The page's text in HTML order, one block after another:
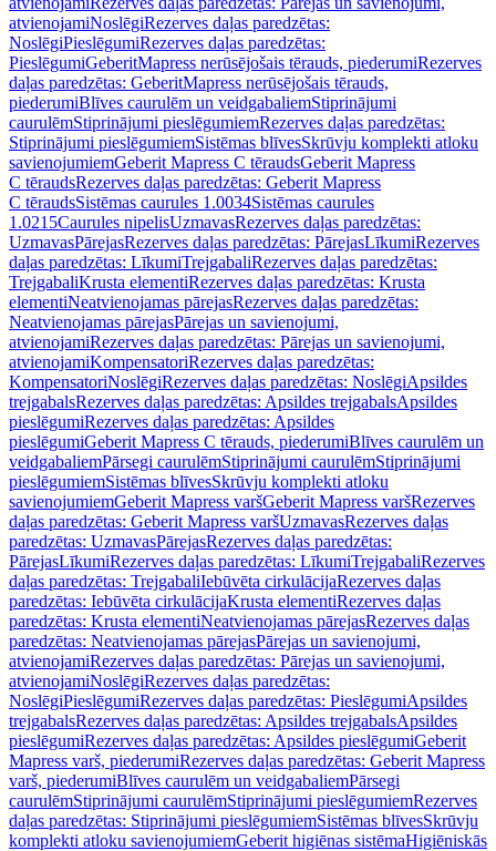
atvienojamiNoslēgiRezerves daļas paredzētas:
NoslēgiPieslēgumiRezerves daļas paredzētas:
PieslēgumiGeberitMapress nerūsējošais tērauds, piederumiRezerves
daļas paredzētas: GeberitMapress nerūsējošais tērauds,
piederumiBlīves caurulēm un veidgabaliemStiprinājumi
caurulēmStiprinājumi pieslēgumiemRezerves daļas paredzētas:
Stiprinājumi pieslēgumiemSistēmas blīvesSkrūvju komplekti atloku
savienojumiemGeberit Mapress C tēraudsGeberit Mapress
C tēraudsRezerves daļas paredzētas: Geberit Mapress
C tēraudsSistēmas caurules 1.0034Sistēmas caurules
1.0215Caurules nipelisUzmavasRezerves daļas paredzētas:
UzmavasPārejasRezerves daļas paredzētas: PārejasLīkumiRezerves
daļas paredzētas: LīkumiTrejgabaliRezerves daļas paredzētas:
TrejgabaliKrusta elementiRezerves daļas paredzētas: Krusta
elementiNeatvienojamas pārejasRezerves daļas paredzētas:
Neatvienojamas pārejasPārejas un savienojumi,
atvienojamiRezerves daļas paredzētas: Pārejas un savienojumi,
atvienojamiKompensatoriRezerves daļas paredzētas:
KompensatoriNoslēgiRezerves daļas paredzētas: NoslēgiApsildes
trejgabalsRezerves daļas paredzētas: Apsildes trejgabalsApsildes
pieslēgumiRezerves daļas paredzētas: Apsildes
pieslēgumiGeberit Mapress C tērauds, piederumiBlīves caurulēm un
veidgabaliemPārsegi caurulēmStiprinājumi caurulēmStiprinājumi
pieslēgumiemSistēmas blīvesSkrūvju komplekti atloku
savienojumiemGeberit Mapress varšGeberit Mapress varšRezerves
daļas paredzētas: Geberit Mapress varšUzmavasRezerves daļas
paredzētas: UzmavasPārejasRezerves daļas paredzētas:
PārejasLīkumiRezerves daļas paredzētas: LīkumiTrejgabaliRezerves
daļas paredzētas: TrejgabaliIebūvēta cirkulācijaRezerves daļas
paredzētas: Iebūvēta cirkulācijaKrusta elementiRezerves daļas
paredzētas: Krusta elementiNeatvienojamas pārejasRezerves daļas
paredzētas: Neatvienojamas pārejasPārejas un savienojumi,
atvienojamiRezerves daļas paredzētas: Pārejas un savienojumi,
atvienojamiNoslēgiRezerves daļas paredzētas:
NoslēgiPieslēgumiRezerves daļas paredzētas: PieslēgumiApsildes
trejgabalsRezerves daļas paredzētas: Apsildes trejgabalsApsildes
pieslēgumiRezerves daļas paredzētas: Apsildes pieslēgumiGeberit
Mapress varš, piederumiRezerves daļas paredzētas: Geberit Mapress
varš, piederumiBlīves caurulēm un veidgabaliemPārsegi
caurulēmStiprinājumi caurulēmStiprinājumi pieslēgumiemRezerves
daļas paredzētas: Stiprinājumi pieslēgumiemSistēmas blīvesSkrūvju
komplekti atloku savienojumiemGeberit higiēnas sistēmaHigiēniskās